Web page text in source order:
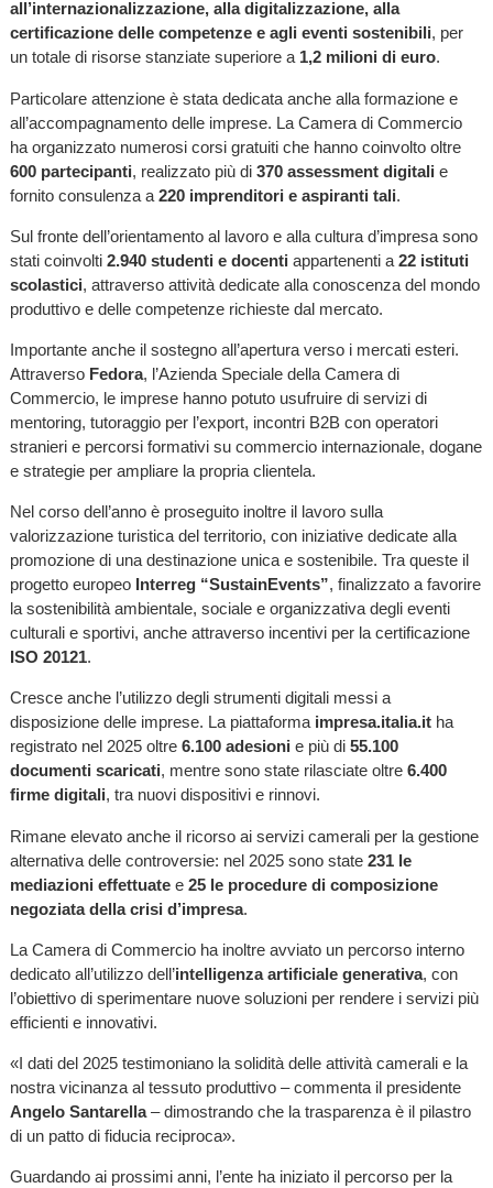
all’internazionalizzazione, alla digitalizzazione, alla
certificazione delle competenze e agli eventi sostenibili, per
un totale di risorse stanziate superiore a 1,2 milioni di euro.
Particolare attenzione è stata dedicata anche alla formazione e
all’accompagnamento delle imprese. La Camera di Commercio
ha organizzato numerosi corsi gratuiti che hanno coinvolto oltre
600 partecipanti, realizzato più di 370 assessment digitali e
fornito consulenza a 220 imprenditori e aspiranti tali.
Sul fronte dell’orientamento al lavoro e alla cultura d’impresa sono
stati coinvolti 2.940 studenti e docenti appartenenti a 22 istituti
scolastici, attraverso attività dedicate alla conoscenza del mondo
produttivo e delle competenze richieste dal mercato.
Importante anche il sostegno all’apertura verso i mercati esteri.
Attraverso Fedora, l’Azienda Speciale della Camera di
Commercio, le imprese hanno potuto usufruire di servizi di
mentoring, tutoraggio per l’export, incontri B2B con operatori
stranieri e percorsi formativi su commercio internazionale, dogane
e strategie per ampliare la propria clientela.
Nel corso dell’anno è proseguito inoltre il lavoro sulla
valorizzazione turistica del territorio, con iniziative dedicate alla
promozione di una destinazione unica e sostenibile. Tra queste il
progetto europeo Interreg “SustainEvents”, finalizzato a favorire
la sostenibilità ambientale, sociale e organizzativa degli eventi
culturali e sportivi, anche attraverso incentivi per la certificazione
ISO 20121.
Cresce anche l’utilizzo degli strumenti digitali messi a
disposizione delle imprese. La piattaforma impresa.italia.itha
registrato nel 2025 oltre 6.100 adesioni e più di 55.100
documenti scaricati, mentre sono state rilasciate oltre 6.400
firme digitali, tra nuovi dispositivi e rinnovi.
Rimane elevato anche il ricorso ai servizi camerali per la gestione
alternativa delle controversie: nel 2025 sono state 231 le
mediazioni effettuatee 25 le procedure di composizione
negoziata della crisi d’impresa.
La Camera di Commercio ha inoltre avviato un percorso interno
dedicato all’utilizzo dell’intelligenza artificiale generativa, con
l’obiettivo di sperimentare nuove soluzioni per rendere i servizi più
efficienti e innovativi.
«I dati del 2025 testimoniano la solidità delle attività camerali e la
nostra vicinanza al tessuto produttivo – commenta il presidente
Angelo Santarella– dimostrando che la trasparenza è il pilastro
di un patto di fiducia reciproca».
Guardando ai prossimi anni, l’ente ha iniziato il percorso per la